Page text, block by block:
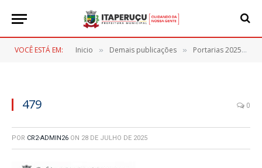
VOCÊ ESTÁ EM: Inicio » Demais publicações » Portarias 2025
479 0
POR CR2-ADMIN26 ON 28 DE JULHO DE 2025